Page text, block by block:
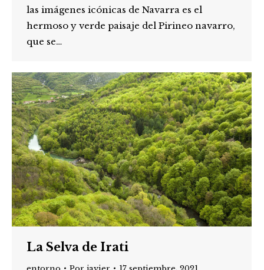
las imágenes icónicas de Navarra es el
hermoso y verde paisaje del Pirineo navarro,
que se…
La Selva de Irati